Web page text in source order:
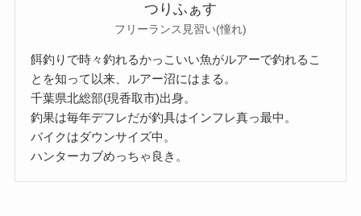
つりふぁす
フリーランス見習い(憧れ)
餌釣りで時々釣れるかっこいい魚がルアーで釣れるこ
とを知って以来、ルアー沼にはまる。
千葉県北総部(現香取市)出身。
釣果は毎年デフレだが釣具はインフレ真っ最中。
バイクはダウンサイズ中。
ハンターカブめっちゃ良き。